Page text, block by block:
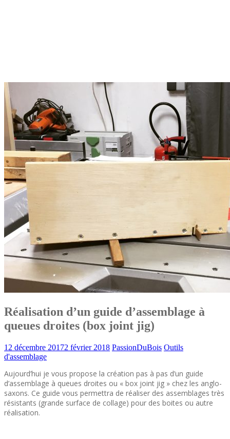
Réalisation d’un guide d’assemblage à
queues droites (box joint jig)
12 décembre 20172 février 2018 PassionDuBois Outils
d'assemblage
Aujourd’hui je vous propose la création pas à pas d’un guide
d’assemblage à queues droites ou « box joint jig » chez les anglo-
saxons. Ce guide vous permettra de réaliser des assemblages très
résistants (grande surface de collage) pour des boites ou autre
réalisation.